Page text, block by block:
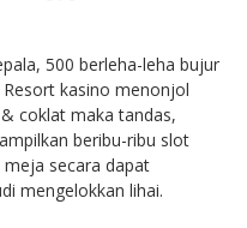
500 berleha-leha bujur
kasino menonjol
coklat maka tandas,
beribu-ribu slot
secara dapat
mengelokkan lihai.